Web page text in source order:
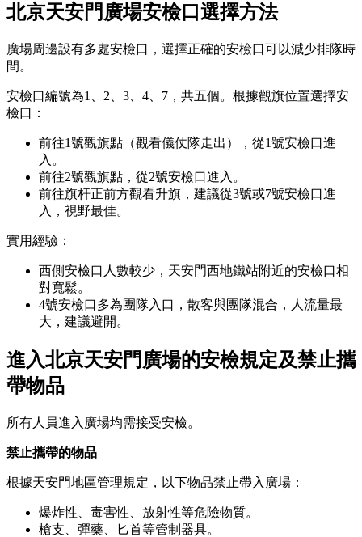
北京天安門廣場安檢口選擇方法
廣場周邊設有多處安檢口，選擇正確的安檢口可以減少排隊時
間。
安檢口編號為1、2、3、4、7，共五個。根據觀旗位置選擇安
檢口：
前往1號觀旗點（觀看儀仗隊走出），從1號安檢口進
入。
前往2號觀旗點，從2號安檢口進入。
前往旗杆正前方觀看升旗，建議從3號或7號安檢口進
入，視野最佳。
實用經驗：
西側安檢口人數較少，天安門西地鐵站附近的安檢口相
對寬鬆。
4號安檢口多為團隊入口，散客與團隊混合，人流量最
大，建議避開。
進入北京天安門廣場的安檢規定及禁止攜
帶物品
所有人員進入廣場均需接受安檢。
禁止攜帶的物品
根據天安門地區管理規定，以下物品禁止帶入廣場：
爆炸性、毒害性、放射性等危險物質。
槍支、彈藥、匕首等管制器具。